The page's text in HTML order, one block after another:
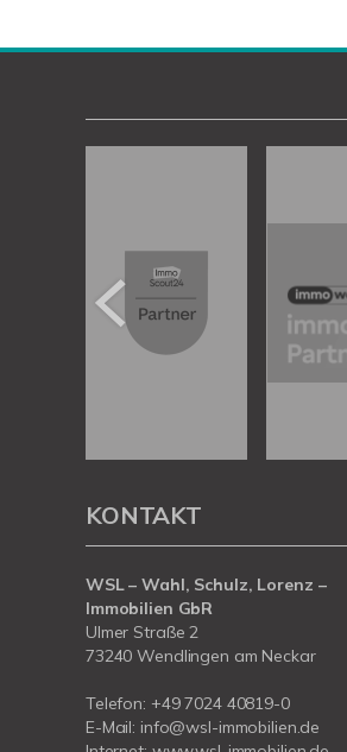
KONTAKT
WSL – Wahl, Schulz, Lorenz –
Immobilien GbR
Ulmer Straße 2
73240 Wendlingen am Neckar
Telefon: +49 7024 40819-0
E-Mail: info@wsl-immobilien.de